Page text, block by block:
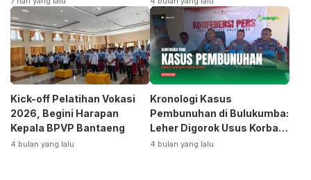
Otomotif
Kick-off Pelatihan Vokasi
2026, Begini Harapan
Kepala BPVP Bantaeng
4 bulan yang lalu
Kronologi Kasus
Pembunuhan di Bulukumba:
Leher Digorok Usus Korban
Dikeluarkan
4 bulan yang lalu